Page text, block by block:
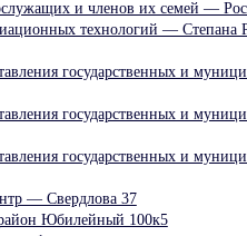
и членов их семей —
технологий — Степана
государственных и
государственных и
государственных и
— Свердлова 37
Юбилейный 100к5